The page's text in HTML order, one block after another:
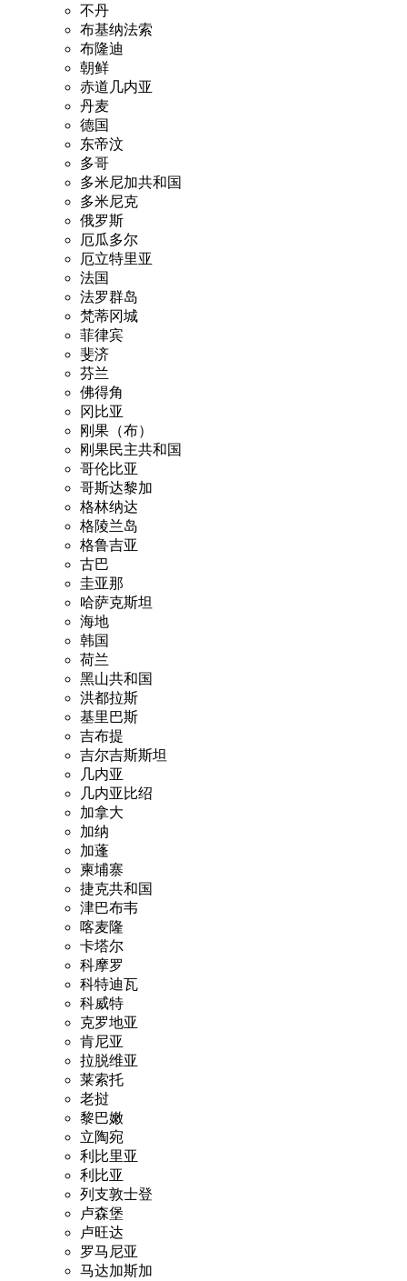
不丹
布基纳法索
布隆迪
朝鲜
赤道几内亚
丹麦
德国
东帝汶
多哥
多米尼加共和国
多米尼克
俄罗斯
厄瓜多尔
厄立特里亚
法国
法罗群岛
梵蒂冈城
菲律宾
斐济
芬兰
佛得角
冈比亚
刚果（布）
刚果民主共和国
哥伦比亚
哥斯达黎加
格林纳达
格陵兰岛
格鲁吉亚
古巴
圭亚那
哈萨克斯坦
海地
韩国
荷兰
黑山共和国
洪都拉斯
基里巴斯
吉布提
吉尔吉斯斯坦
几内亚
几内亚比绍
加拿大
加纳
加蓬
柬埔寨
捷克共和国
津巴布韦
喀麦隆
卡塔尔
科摩罗
科特迪瓦
科威特
克罗地亚
肯尼亚
拉脱维亚
莱索托
老挝
黎巴嫩
立陶宛
利比里亚
利比亚
列支敦士登
卢森堡
卢旺达
罗马尼亚
马达加斯加